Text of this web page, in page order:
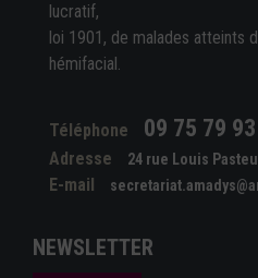
lucratif,
loi 1901, de malades atteints
hémifacial.
Téléphone 09 75 79
Adresse 24 rue Louis
E-mail
NEWSLETTER